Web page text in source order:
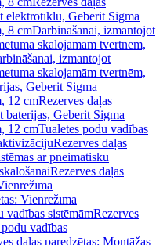
elektrotīklu, Geberit Sigma
8 cmDarbināšanai, izmantojot
skalojamām tvertnēm,
izmantojot
skalojamām tvertnēm,
Geberit Sigma
12 cmRezerves daļas
baterijas, Geberit Sigma
12 cmTualetes podu vadības
Rezerves daļas
ar pneimatisku
Rezerves daļas
Vienrežīma
vadības sistēmāmRezerves
vadības
daļas paredzētas: Montāžas